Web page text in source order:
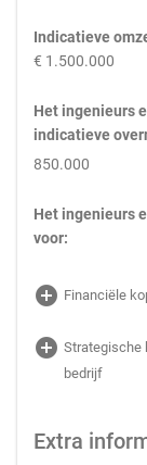
Indicatieve
€ 1.500.000
Het ingenieurs
indicatieve
850.000
Het ingenieurs
voor:
add_circle Financiële
add_circle Strategische
bedrijf
Extra